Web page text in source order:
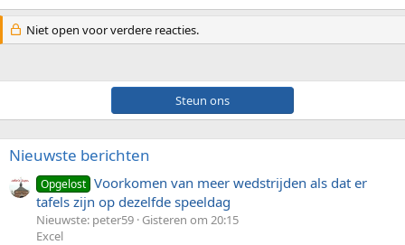
Niet open voor verdere reacties.
Steun ons
Nieuwste berichten
Opgelost Voorkomen van meer wedstrijden als dat er
tafels zijn op dezelfde speeldag
Nieuwste: peter59 Gisteren om 20:15
Excel